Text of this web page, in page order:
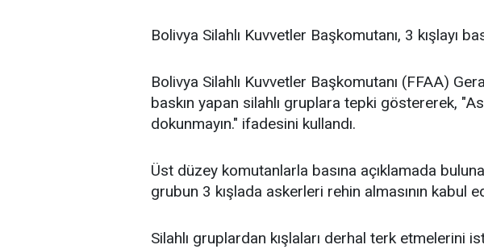
Bolivya Silahlı Kuvvetler Başkomutanı, 3 kışlayı
Bolivya Silahlı Kuvvetler Başkomutanı (FFAA)
baskın yapan silahlı gruplara tepki göstererek,
dokunmayın." ifadesini kullandı.
Üst düzey komutanlarla basına açıklamada
grubun 3 kışlada askerleri rehin almasının kabul
Silahlı gruplardan kışlaları derhal terk etmelerini